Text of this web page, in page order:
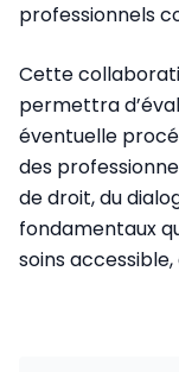
professionnels
Cette
permettra
éventuelle
des
de droit, du
fondamentaux
soins